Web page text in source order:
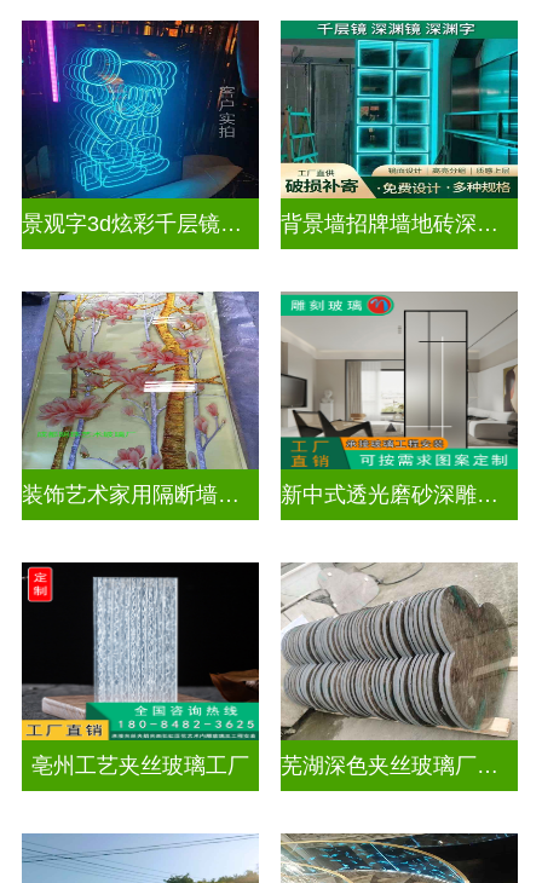
景观字3d炫彩千层镜深渊镜 背景墙招牌墙地砖深渊镜千层镜
装饰艺术家用隔断墙深雕玻璃 新中式透光磨砂深雕玻璃
亳州工艺夹丝玻璃工厂 芜湖深色夹丝玻璃厂家电话